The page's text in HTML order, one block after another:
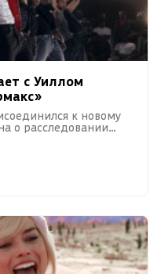
с Уиллом
к новому
о расследовании